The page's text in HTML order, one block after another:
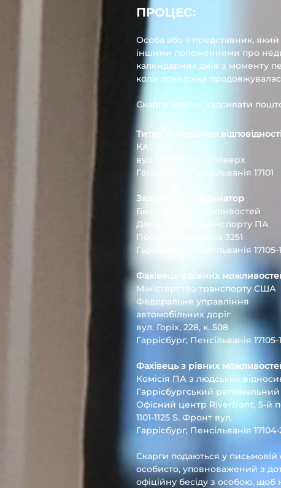
ПРОЦЕС:
Особа або її представник,
іншими положеннями про
календарних днів з моменту
коли поведінка
Скарги можна надсилати
Титул VI Керівник
КАПАХІ
вул. Ринок, 112, 2 поверх
Гаррісбург, Пенсільванія 17101
Звання VI координатор
Бюро рівних можливостей
Департамент транспорту ПА
Поштова скринька 3251
Гаррісбург, Пенсільванія 17105-
Фахівець з рівних
Міністерство транспорту США
Федеральне управління
автомобільних доріг
вул. Горіх, 228, к. 508
Гаррісбург, Пенсільванія 17105-
Фахівець з рівних
Комісія ПА з людських
Гаррісбургський регіональний
Офісний центр Riverfront, 5-й
1101-1125 S. Фронт вул.
Гаррісбург, Пенсільванія 17104-
Скарги подаються у
особисто, уповноважений з
офіційну бесіду з особою,